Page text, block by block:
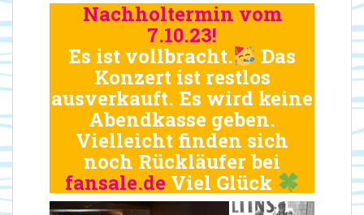
Nachholtermin vom
7.10.23!
Es ist vollbracht.
Das
Konzert ist restlos
ausverkauft. Es wird keine
Abendkasse geben.
Vielleicht finden sich
noch Rückläufer bei
fansale.de Viel Glück